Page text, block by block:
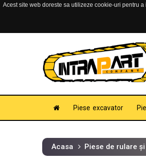
Acest site web doreste sa utilizeze cookie-uri pentru
Piese excavator
Acasa Piese de rulare